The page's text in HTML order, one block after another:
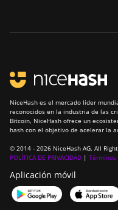
NiceHash es el mercado líder
reconocidos en la industria de las
Bitcoin, NiceHash ofrece un
hash con el objetivo de acelerar la
© 2014 - 2026 NiceHash AG. All
POLÍTICA DE PRIVACIDAD | Términos
Aplicación móvil